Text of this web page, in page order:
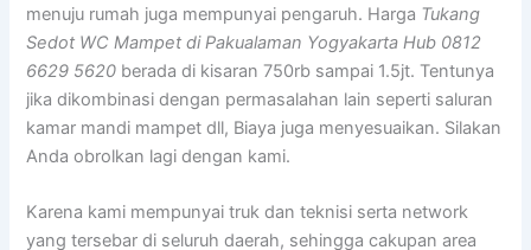
menuju rumah juga mempunyai pengaruh. Harga Tukang
Sedot WC Mampet di Pakualaman Yogyakarta Hub 0812
6629 5620 berada di kisaran 750rb sampai 1.5jt. Tentunya
jika dikombinasi dengan permasalahan lain seperti saluran
kamar mandi mampet dll, Biaya juga menyesuaikan. Silakan
Anda obrolkan lagi dengan kami.
Karena kami mempunyai truk dan teknisi serta network
yang tersebar di seluruh daerah, sehingga cakupan area